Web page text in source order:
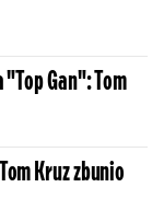
Gan": Tom
Kruz zbunio